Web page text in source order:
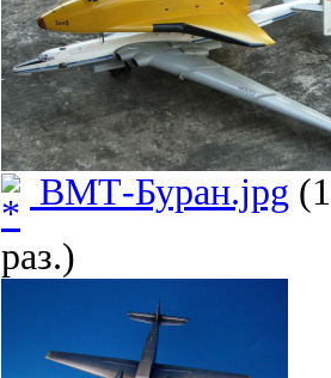
ВМТ-Буран.jpg
раз.)